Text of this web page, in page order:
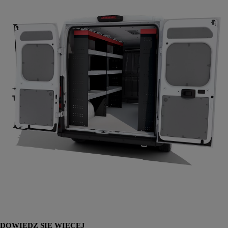
DOWIEDZ SIĘ WIĘCEJ